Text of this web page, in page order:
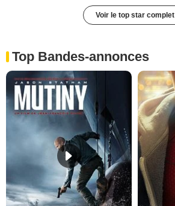
Voir le top star complet
Top Bandes-annonces